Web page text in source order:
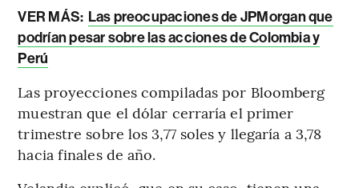
VER MÁS: Las preocupaciones de JPMorgan que
podrían pesar sobre las acciones de Colombia y
Perú
Las proyecciones compiladas por Bloomberg
muestran que el dólar cerraría el primer
trimestre sobre los 3,77 soles y llegaría a 3,78
hacia finales de año.